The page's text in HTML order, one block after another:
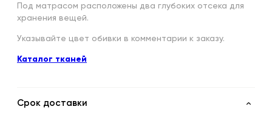
Под матрасом расположены два глубоких отсека для
хранения вещей.
Указывайте цвет обивки в комментарии к заказу.
Каталог тканей
Срок доставки